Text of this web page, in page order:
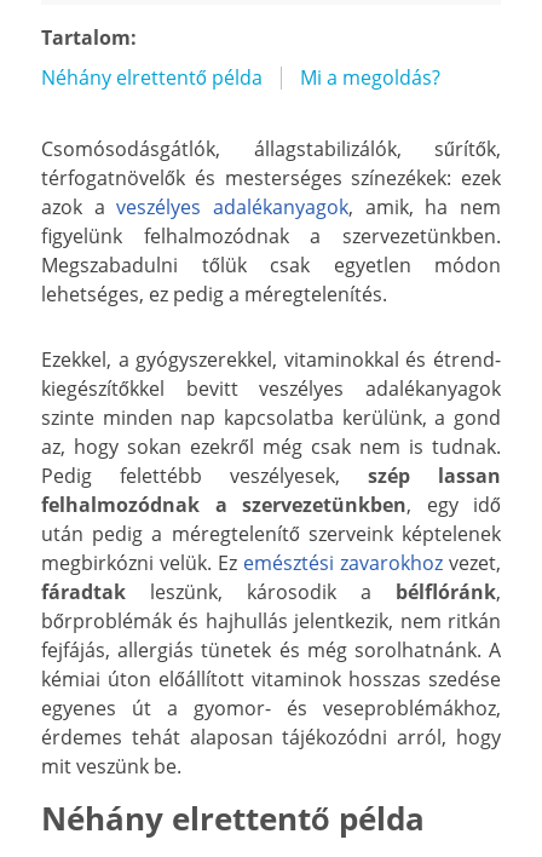
Tartalom:
Néhány elrettentő példa
Mi a megoldás?
Csomósodásgátlók, állagstabilizálók, sűrítők,
térfogatnövelők és mesterséges színezékek: ezek
azok aveszélyes adalékanyagok, amik, ha nem
figyelünk felhalmozódnak a szervezetünkben.
Megszabadulni tőlük csak egyetlen módon
lehetséges, ez pedig a méregtelenítés.
Ezekkel, a gyógyszerekkel, vitaminokkal és étrend-
kiegészítőkkel bevitt veszélyes adalékanyagok
szinte minden nap kapcsolatba kerülünk, a gond
az, hogy sokan ezekről még csak nem is tudnak.
Pedig felettébb veszélyesek, szép lassan
felhalmozódnak a szervezetünkben, egy idő
után pedig a méregtelenítő szerveink képtelenek
megbirkózni velük. Ez emésztési zavarokhoz vezet,
fáradtak leszünk, károsodik a bélflóránk,
bőrproblémák és hajhullás jelentkezik, nem ritkán
fejfájás, allergiás tünetek és még sorolhatnánk. A
kémiai úton előállított vitaminok hosszas szedése
egyenes út a gyomor- és veseproblémákhoz,
érdemes tehát alaposan tájékozódni arról, hogy
mit veszünk be.
Néhány elrettentő példa